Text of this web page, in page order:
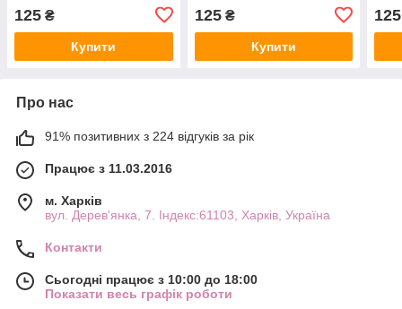
125 ₴
Купити
125₴
Купити
125
Про нас
91% позитивних з 224 відгуків за рік
Працює з 11.03.2016
м. Харків
вул. Дерев'янка, 7. Індекс:61103, Харків, Україна
Контакти
Сьогодні працює з 10:00 до 18:00
Показати весь графік роботи